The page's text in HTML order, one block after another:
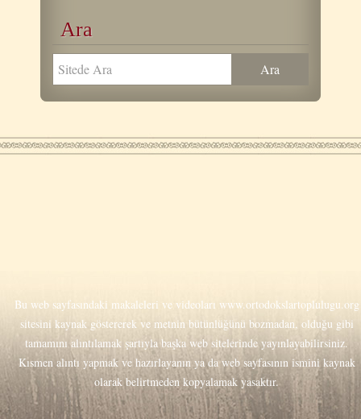
Ara
Bu web sayfasındaki makaleleri ve videoları www.ortodokslartoplulugu.org
sitesini kaynak göstererek ve metnin bütünlüğünü bozmadan, olduğu gibi
tamamını alıntılamak şartıyla başka web sitelerinde yayınlayabilirsiniz.
Kısmen alıntı yapmak ve hazırlayanın ya da web sayfasının ismini kaynak
olarak belirtmeden kopyalamak yasaktır.